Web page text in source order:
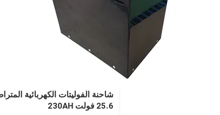
شاحنة الفوليتات الكهربائية
25.6 فولت 230AH